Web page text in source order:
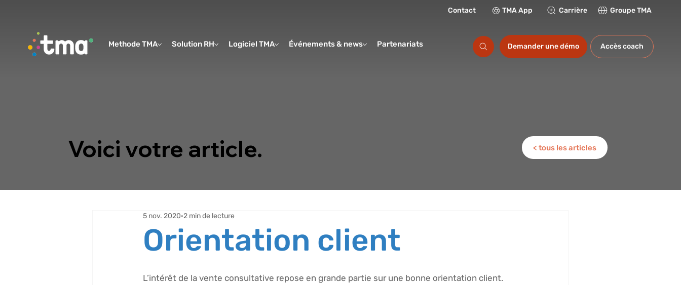
Methode TMA Solution RH Logiciel TMA Événements & news Partenariats Formations
Contact TMA App Carrière Groupe TMA
Demander une démo Accès coach
Voici votre article. < tous les articles
Orientation client
5 nov. 2020 2 min de lecture
L’intérêt de la vente consultative repose en grande partie sur une bonne orientation client.